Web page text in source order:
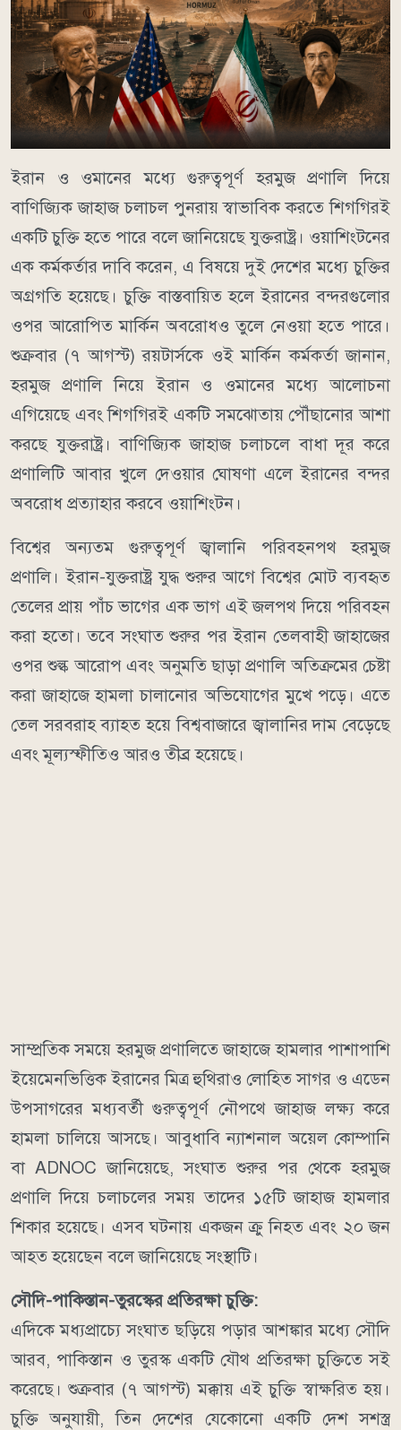
ইরান ও ওমানের মধ্যে গুরুত্বপূর্ণ হরমুজ প্রণালি দিয়ে
বাণিজ্যিক জাহাজ চলাচল পুনরায় স্বাভাবিক করতে শিগগিরই
একটি চুক্তি হতে পারে বলে জানিয়েছে যুক্তরাষ্ট্র। ওয়াশিংটনের
এক কর্মকর্তার দাবি করেন, এ বিষয়ে দুই দেশের মধ্যে চুক্তির
অগ্রগতি হয়েছে। চুক্তি বাস্তবায়িত হলে ইরানের বন্দরগুলোর
ওপর আরোপিত মার্কিন অবরোধও তুলে নেওয়া হতে পারে।
শুক্রবার (৭ আগস্ট) রয়টার্সকে ওই মার্কিন কর্মকর্তা জানান,
হরমুজ প্রণালি নিয়ে ইরান ও ওমানের মধ্যে আলোচনা
এগিয়েছে এবং শিগগিরই একটি সমঝোতায় পৌঁছানোর আশা
করছে যুক্তরাষ্ট্র। বাণিজ্যিক জাহাজ চলাচলে বাধা দূর করে
প্রণালিটি আবার খুলে দেওয়ার ঘোষণা এলে ইরানের বন্দর
অবরোধ প্রত্যাহার করবে ওয়াশিংটন।
বিশ্বের অন্যতম গুরুত্বপূর্ণ জ্বালানি পরিবহনপথ হরমুজ
প্রণালি। ইরান-যুক্তরাষ্ট্র যুদ্ধ শুরুর আগে বিশ্বের মোট ব্যবহৃত
তেলের প্রায় পাঁচ ভাগের এক ভাগ এই জলপথ দিয়ে পরিবহন
করা হতো। তবে সংঘাত শুরুর পর ইরান তেলবাহী জাহাজের
ওপর শুল্ক আরোপ এবং অনুমতি ছাড়া প্রণালি অতিক্রমের চেষ্টা
করা জাহাজে হামলা চালানোর অভিযোগের মুখে পড়ে। এতে
তেল সরবরাহ ব্যাহত হয়ে বিশ্ববাজারে জ্বালানির দাম বেড়েছে
এবং মূল্যস্ফীতিও আরও তীব্র হয়েছে।
সাম্প্রতিক সময়ে হরমুজ প্রণালিতে জাহাজে হামলার পাশাপাশি
ইয়েমেনভিত্তিক ইরানের মিত্র হুথিরাও লোহিত সাগর ও এডেন
উপসাগরের মধ্যবর্তী গুরুত্বপূর্ণ নৌপথে জাহাজ লক্ষ্য করে
হামলা চালিয়ে আসছে।আবুধাবি ন্যাশনাল অয়েল কোম্পানি
বা ADNOC জানিয়েছে, সংঘাত শুরুর পর থেকে হরমুজ
প্রণালি দিয়ে চলাচলের সময় তাদের ১৫টি জাহাজ হামলার
শিকার হয়েছে। এসব ঘটনায় একজন ক্রু নিহত এবং ২০ জন
আহত হয়েছেন বলে জানিয়েছে সংস্থাটি।
সৌদি-পাকিস্তান-তুরস্কের প্রতিরক্ষা চুক্তি:
এদিকে মধ্যপ্রাচ্যে সংঘাত ছড়িয়ে পড়ার আশঙ্কার মধ্যে সৌদি
আরব, পাকিস্তান ও তুরস্ক একটি যৌথ প্রতিরক্ষা চুক্তিতে সই
করেছে। শুক্রবার (৭ আগস্ট) মক্কায় এই চুক্তি স্বাক্ষরিত হয়।
চুক্তি অনুযায়ী, তিন দেশের যেকোনো একটি দেশ সশস্ত্র